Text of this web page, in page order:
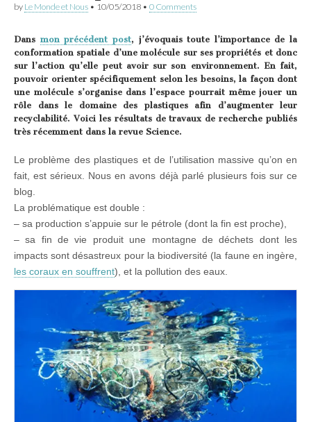
by Le Monde et Nous • 10/05/2018 • 0 Comments
Dans mon précédent post, j’évoquais toute l’importance de la
conformation spatiale d’une molécule sur ses propriétés et donc
sur l’action qu’elle peut avoir sur son environnement. En fait,
pouvoir orienter spécifiquement selon les besoins, la façon dont
une molécule s’organise dans l’espace pourrait même jouer un
rôle dans le domaine des plastiques afin d’augmenter leur
recyclabilité. Voici les résultats de travaux de recherche publiés
très récemment dans la revue Science.
Le problème des plastiques et de l’utilisation massive qu’on en
fait, est sérieux. Nous en avons déjà parlé plusieurs fois sur ce
blog.
La problématique est double :
– sa production s’appuie sur le pétrole (dont la fin est proche),
– sa fin de vie produit une montagne de déchets dont les
impacts sont désastreux pour la biodiversité (la faune en ingère,
les coraux en souffrent), et la pollution des eaux.